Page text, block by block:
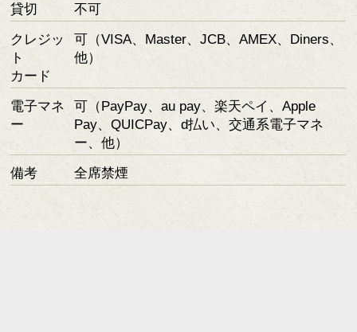
貸切
不可
クレジッ
ト
カード
可（VISA、Master、JCB、AMEX、Diners、
他）
電子マネ
ー
可（PayPay、au pay、楽天ペイ、Apple
Pay、QUICPay、d払い、交通系電子マネ
ー、他）
備考
全席禁煙